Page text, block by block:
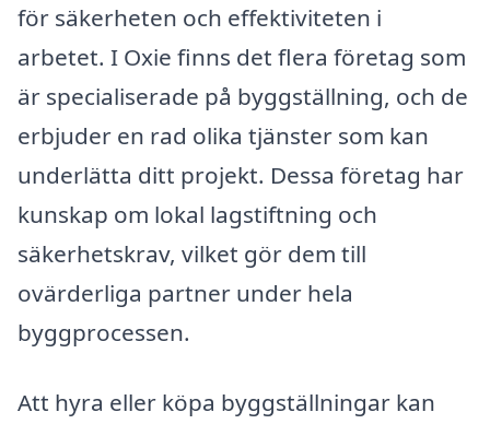
för säkerheten och effektiviteten i
arbetet. I Oxie finns det flera företag som
är specialiserade på byggställning, och de
erbjuder en rad olika tjänster som kan
underlätta ditt projekt. Dessa företag har
kunskap om lokal lagstiftning och
säkerhetskrav, vilket gör dem till
ovärderliga partner under hela
byggprocessen.
Att hyra eller köpa byggställningar kan